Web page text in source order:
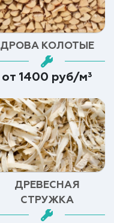
ДРОВА КОЛОТЫЕ
от 1400 руб/м³
ДРЕВЕСНАЯ
СТРУЖКА